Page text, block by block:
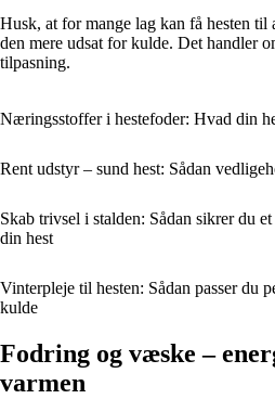
Husk, at for mange lag kan få hesten
den mere udsat for kulde. Det handler
tilpasning.
Næringsstoffer i hestefoder: Hvad din
Rent udstyr – sund hest: Sådan
Skab trivsel i stalden: Sådan sikrer du
din hest
Vinterpleje til hesten: Sådan passer du
kulde
Fodring og væske –
varmen